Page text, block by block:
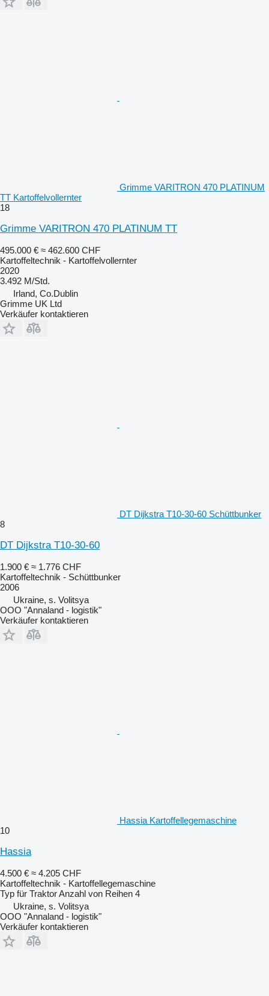
Grimme VARITRON 470 PLATINUM
TT Kartoffelvollernter
18
Grimme VARITRON 470 PLATINUM TT
495.000 € ≈ 462.600 CHF
Kartoffeltechnik - Kartoffelvollernter
2020
3.492 M/Std.
Irland, Co.Dublin
Grimme UK Ltd
Verkäufer kontaktieren
DT Dijkstra T10-30-60 Schüttbunker
8
DT Dijkstra T10-30-60
1.900 € ≈ 1.776 CHF
Kartoffeltechnik - Schüttbunker
2006
Ukraine, s. Volitsya
OOO "Annaland - logistik"
Verkäufer kontaktieren
Hassia Kartoffellegemaschine
10
Hassia
4.500 € ≈ 4.205 CHF
Kartoffeltechnik - Kartoffellegemaschine
Typ für TraktorAnzahl von Reihen 4
Ukraine, s. Volitsya
OOO "Annaland - logistik"
Verkäufer kontaktieren